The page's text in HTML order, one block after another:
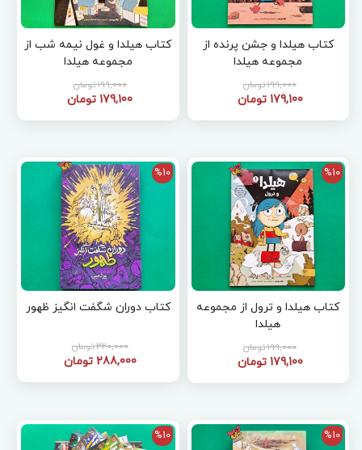
کتاب هیلدا و جشن پرنده از
مجموعه هیلدا
199,000 تومان
179,100 تومان
کتاب هیلدا و غول نیمه شب از
مجموعه هیلدا
199,000 تومان
179,100 تومان
%10
کتاب هیلدا و ترول از مجموعه
هیلدا
199,000 تومان
179,100 تومان
%10
کتاب دوران شگفت انگیز ظهور
320,000 تومان
288,000 تومان
%10
%10